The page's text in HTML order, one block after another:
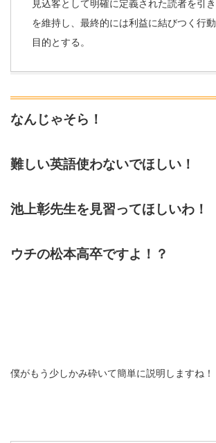
見込客として明確に定義された読者を引
を維持し、最終的には利益に結びつく行
目的とする。
なんじゃそら！
難しい英語使わないでほしい！
池上彰先生を見習ってほしいわ！
ウチの松本高卒ですよ！？
僕がもう少しかみ砕いて簡単に説明しますね！